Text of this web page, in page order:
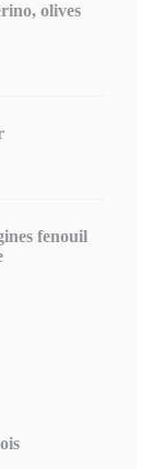
olives
fenouil